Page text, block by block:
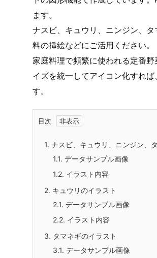
ます。
ナスビ、キュウリ、ニンジン、
料の挿絵などにご活用ください。
家庭料理で頻繁に使われる定番
イズを統一してアイコン化すれ
す。
目次
1. ナスビ、キュウリ、ニンジン、
1.1. データサンプル画像
1.2. イラスト内容
2. キュウリのイラスト
2.1. データサンプル画像
2.2. イラスト内容
3. タマネギのイラスト
3.1. データサンプル画像